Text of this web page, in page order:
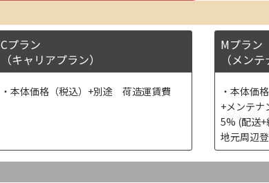
Cプラン
（キャリアプラン）
本体価格（税込）+別途 荷造運賃費
Mプラン
（メン
本体価
+メンテナ
5% (配送+
地元周辺